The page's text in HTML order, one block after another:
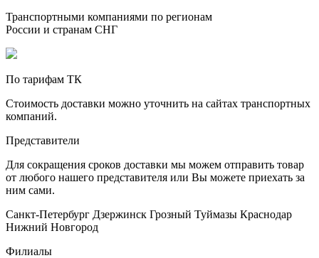
Транспортными компаниями по регионам
России и странам СНГ
По тарифам ТК
Стоимость доставки можно уточнить на сайтах транспортных
компаний.
Представители
Для сокращения сроков доставки мы можем отправить товар
от любого нашего представителя или Вы можете приехать за
ним сами.
Санкт-Петербург Дзержинск Грозный Туймазы Краснодар
Нижний Новгород
Филиалы